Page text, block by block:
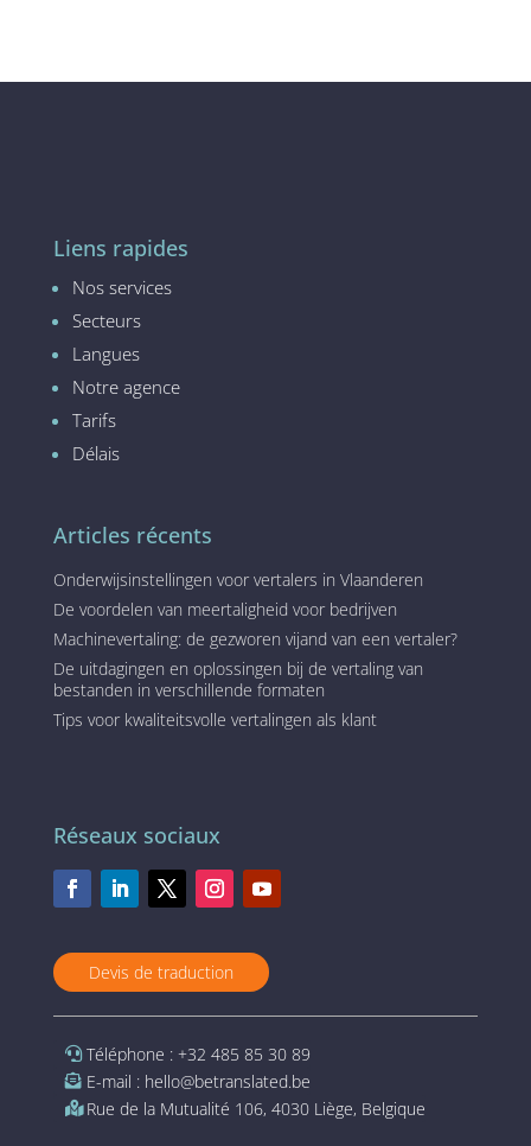
Liens rapides
Nos services
Secteurs
Langues
Notre agence
Tarifs
Délais
Articles récents
Onderwijsinstellingen voor vertalers in Vlaanderen
De voordelen van meertaligheid voor bedrijven
Machinevertaling: de gezworen vijand van een vertaler?
De uitdagingen en oplossingen bij de vertaling van
bestanden in verschillende formaten
Tips voor kwaliteitsvolle vertalingen als klant
Réseaux sociaux
Devis de traduction
Téléphone : +32 485 85 30 89
E-mail : hello@betranslated.be
Rue de la Mutualité 106, 4030 Liège, Belgique